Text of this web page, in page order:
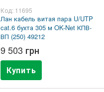
Код: 11695
Лан кабель витая пара U/UTP
cat.6 бухта 305 м OK-Net КПВ-
ВП (250) 49212
9 503 грн
Купить